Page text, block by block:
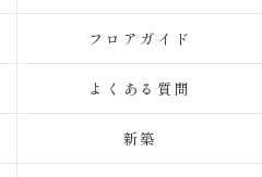
フロアガイド
よくある質問
新築